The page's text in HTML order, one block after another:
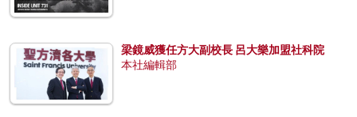
梁鏡威獲任方大副校長 呂大樂加盟社科院
本社編輯部